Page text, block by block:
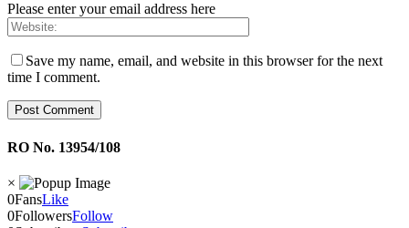
Please enter your email address here
Save my name, email, and website in this browser for the next
time I comment.
RO No. 13954/108
×
0FansLike
0FollowersFollow